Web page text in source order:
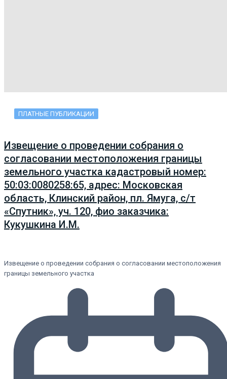
ПЛАТНЫЕ ПУБЛИКАЦИИ
Извещение о проведении собрания о
согласовании местоположения границы
земельного участка кадастровый номер:
50:03:0080258:65, адрес: Московская
область, Клинский район, пл. Ямуга, с/т
«Спутник», уч. 120, фио заказчика:
Кукушкина И.М.
Извещение о проведении собрания о согласовании местоположения
границы земельного участка